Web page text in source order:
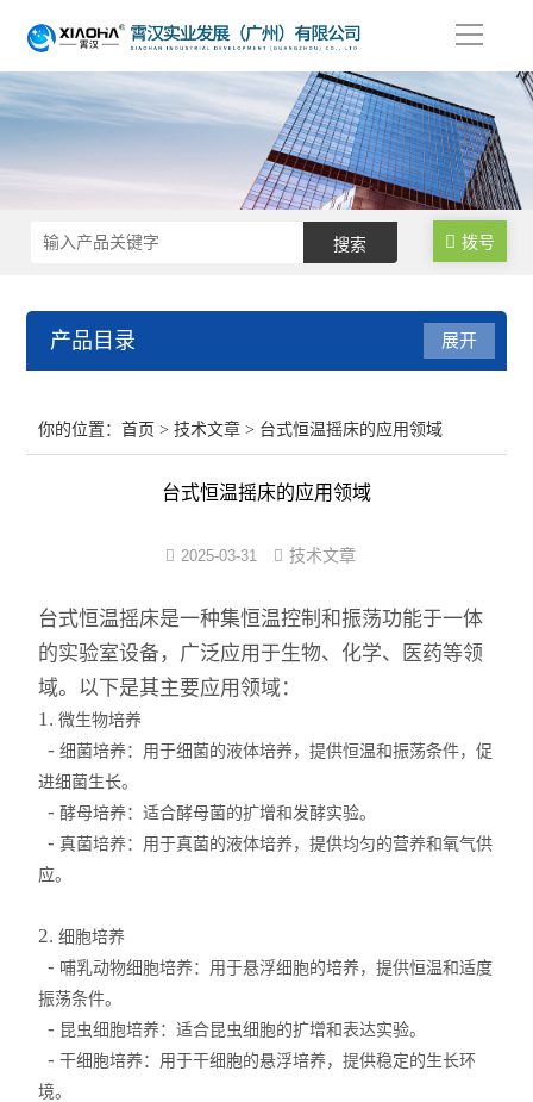
导
拨号
产品目录
分子蒸馏装置
薄膜蒸发仪
不锈钢浓缩装置
卫生级储罐
脱色罐
不锈钢配制罐
多功能提取罐
展开
你的位置：首页 >技术文章 > 台式恒温摇床的应用领域
台式恒温摇床的应用领域
2025-03-31 技术文章
台式恒温摇床是一种集恒温控制和振荡功能于一体
的实验室设备，广泛应用于生物、化学、医药等领
域。以下是其主要应用领域：
1.微生物培养
-细菌培养：用于细菌的液体培养，提供恒温和振荡条件，促
进细菌生长。
-酵母培养：适合酵母菌的扩增和发酵实验。
-真菌培养：用于真菌的液体培养，提供均匀的营养和氧气供
应。
2.细胞培养
- 哺乳动物细胞培养：用于悬浮细胞的培养，提供恒温和适度
振荡条件。
- 昆虫细胞培养：适合昆虫细胞的扩增和表达实验。
-干细胞培养：用于干细胞的悬浮培养，提供稳定的生长环
境。